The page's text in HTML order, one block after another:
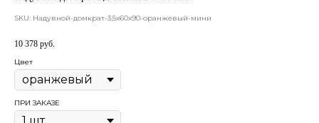
SKU: Надувной-домкрат-3,5х60х90-оранжевый-мини
10 378 руб.
Цвет
ПРИ ЗАКАЗЕ